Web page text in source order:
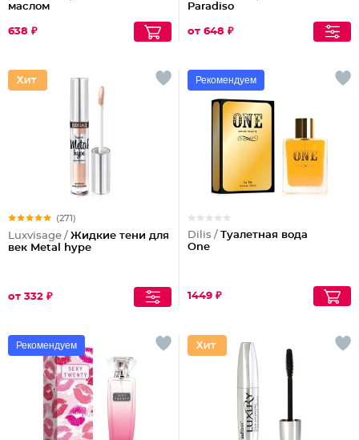
маслом
638 ₽
Paradiso
от 648 ₽
(271)
Luxvisage / Жидкие тени для
век Metal hype
от 332 ₽
Рекомендуем
Dilis / Туалетная вода
One
1449 ₽
Рекомендуем